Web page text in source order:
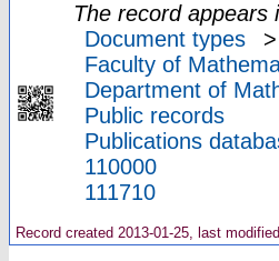
The record appears
Document types
>
Faculty of
Department of
Public records
Publications
110000
111710
Record created 2013-01-25, last